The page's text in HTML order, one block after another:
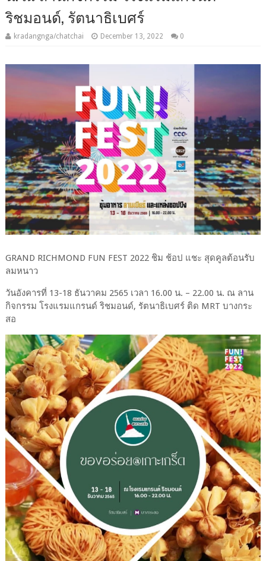
ริชมอนด์, รัตนาธิเบศร์
kradangnga/chatchai December 13, 2022 0
GRAND RICHMOND FUN FEST 2022 ชิม ช้อป แชะ สุดคูลต้อนรับ
ลมหนาว
วันอังคารที่ 13-18 ธันวาคม 2565 เวลา 16.00 น. – 22.00 น. ณ ลาน
กิจกรรม โรงแรมแกรนด์ ริชมอนด์, รัตนาธิเบศร์ ติด MRT บางกระ
สอ